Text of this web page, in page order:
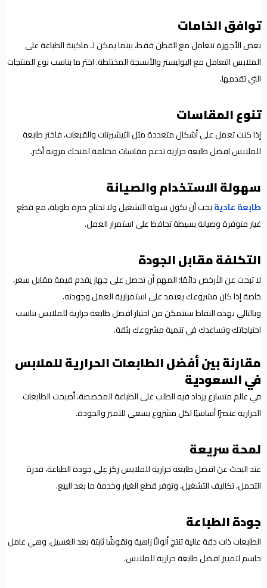
توافق الخامات
بعض الأجهزة تتعامل مع القطن فقط، بينما يمكن لـ ماكينة الطباعة على
الملابس التعامل مع البوليستر والأنسجة المختلطة. اختر ما يناسب نوع المنتجات
التي تقدمها.
تنوع المقاسات
إذا كنت تعمل على أشكال متعددة مثل التيشيرتات والقبعات، فاختر طابعة
للملابس افضل طابعة حرارية تدعم مقاسات مختلفة لمنحك مرونة أكبر.
سهولة الاستخدام والصيانة
طابعة عاديةيجب أن تكون سهلة التشغيل ولا تحتاج خبرة طويلة، مع قطع
غيار متوفرة وصيانة بسيطة تحافظ على استمرار العمل.
التكلفة مقابل الجودة
لا تبحث عن الأرخص دائمًا؛ المهم أن تحصل على جهاز يقدم قيمة مقابل سعر،
خاصة إذا كان مشروعك يعتمد على استمرارية العمل وجودته.
وبالتالي بهذه النقاط ستتمكن من اختيار افضل طابعة حرارية للملابس تناسب
احتياجاتك وتساعدك في تنمية مشروعك بثقة.
مقارنة بين أفضل الطابعات الحرارية للملابس
في السعودية
في عالم متسارع يزداد فيه الطلب على الطباعة المخصصة، أصبحت الطابعات
الحرارية عنصرًا أساسيًا لكل مشروع يسعى للتميز والجودة.
لمحة سريعة
عند البحث عن افضل طابعة حرارية للملابس ركز على جودة الطباعة، قدرة
التحمل، تكاليف التشغيل، وتوفر قطع الغيار وخدمة ما بعد البيع.
جودة الطباعة
الطابعات ذات دقة عالية تنتج ألوانًا زاهية ونقوشًا ثابتة بعد الغسيل، وهي عامل
حاسم لتمييز افضل طابعة حرارية للملابس.